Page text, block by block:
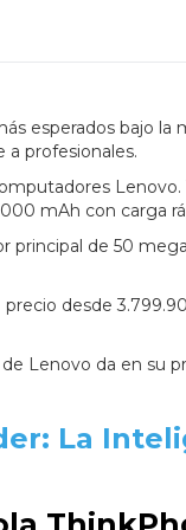
esperados bajo la
profesionales.
mAh con carga
principal de 50
desde
Lenovo da en su
La